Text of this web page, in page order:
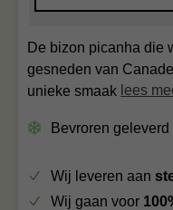
De bizon picanha die
gesneden van
unieke smaak lees
Bevroren geleverd
Wij leveren aan
Wij gaan voor